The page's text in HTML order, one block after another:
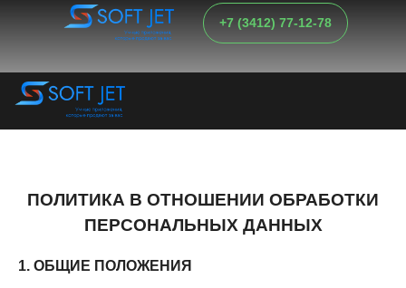
+7 (3412) 77-12-78
ПОЛИТИКА В ОТНОШЕНИИ ОБРАБОТКИ
ПЕРСОНАЛЬНЫХ ДАННЫХ
1. ОБЩИЕ ПОЛОЖЕНИЯ